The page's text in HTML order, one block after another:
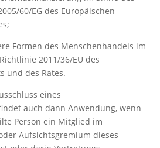
60/EG des Europäischen
Formen des Menschenhandels im
2011/36/EU des
und des Rates.
eines
auch dann Anwendung, wenn
Person ein Mitglied im
Aufsichtsgremium dieses